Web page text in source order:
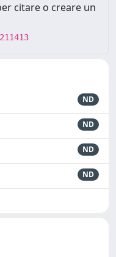
citare o creare un
ND
ND
ND
ND